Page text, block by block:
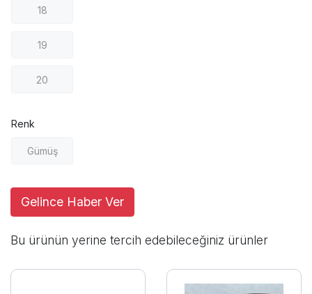
18
19
20
Renk
Gümüş
Gelince Haber Ver
Bu ürünün yerine tercih edebileceğiniz ürünler